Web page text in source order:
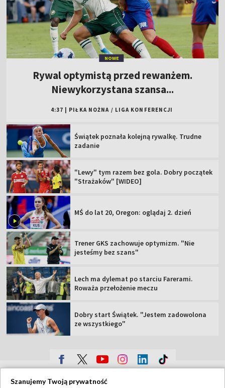
NOWE
Rywal optymistą przed rewanżem.
Niewykorzystana szansa...
4:37 PIŁKA NOŻNA / LIGA KONFERENCJI
Świątek poznała kolejną rywalkę. Trudne
zadanie
"Lewy" tym razem bez gola. Dobry początek
"Strażaków" [WIDEO]
MŚ do lat 20, Oregon: oglądaj 2. dzień
Trener GKS zachowuje optymizm. "Nie
jesteśmy bez szans"
Lech ma dylemat po starciu Farerami.
Roważa przełożenie meczu
Dobry start Świątek. "Jestem zadowolona
ze wszystkiego"
Szanujemy Twoją prywatność